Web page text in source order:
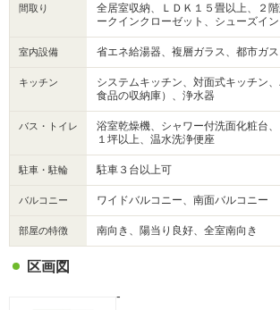
間取り
全居室収納、ＬＤＫ１５畳以上、２
ークインクローゼット、シューズイ
室内設備 省エネ給湯器、複層ガラス、都市ガ
キッチン
システムキッチン、対面式キッチン
食品の収納庫）、浄水器
バス・トイレ
浴室乾燥機、シャワー付洗面化粧台
１坪以上、温水洗浄便座
駐車・駐輪 駐車３台以上可
バルコニー ワイドバルコニー、南面バルコニー
部屋の特徴 南向き、陽当り良好、全室南向き
区画図
-